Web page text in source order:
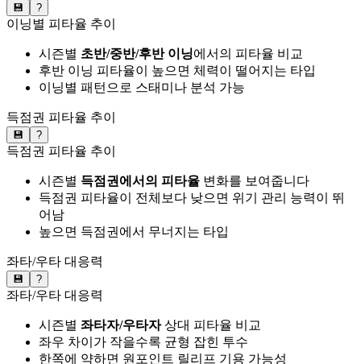
💾 ?
이닝별 피타율 추이
시즌별 초반/중반/후반 이닝에서의 피타율 비교
후반 이닝 피타율이 높으면 체력이 떨어지는 타입
이닝별 패턴으로 스태미나 분석 가능
득점권 피타율 추이
💾 ?
득점권 피타율 추이
시즌별 득점권에서의 피타율 변화를 보여줍니다
득점권 피타율이 전체보다 낮으면 위기 관리 능력이 뛰
어남
높으면 득점권에서 무너지는 타입
좌타/우타 대응력
💾 ?
좌타/우타 대응력
시즌별 좌타자/우타자상대 피타율 비교
좌우 차이가 작을수록 균형 잡힌 투수
한쪽에 약하면 원포인트 릴리프 기용 가능성